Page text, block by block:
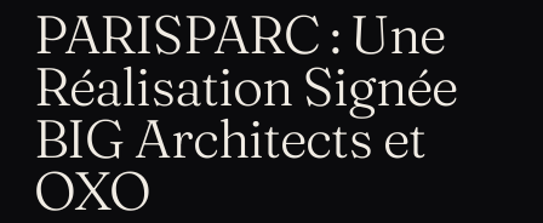
PARISPARC : Une
Réalisation Signée
BIG Architects et
OXO